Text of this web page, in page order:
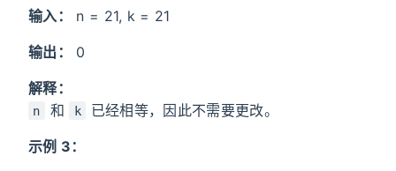
输入： n = 21, k = 21
输出： 0
解释：
n 和 k 已经相等，因此不需要更改。
示例 3：